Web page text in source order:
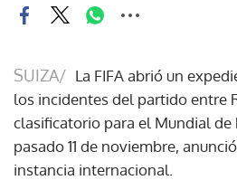
SUIZA/ La FIFA abrió un
los incidentes del partido entre
clasificatorio para el Mundial de
pasado 11 de noviembre,
instancia internacional.